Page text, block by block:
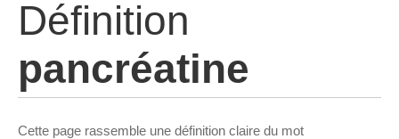
Définition
pancréatine
Cette page rassemble une définition claire du mot